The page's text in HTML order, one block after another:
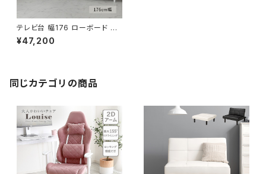
テレビ台 幅176 ローボード テ
レビボード テレビラック TV台
TVボード 新生活 一人暮らし
¥47,200
同じカテゴリの商品